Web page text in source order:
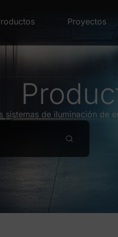
Proyectos
sistemas de iluminación de